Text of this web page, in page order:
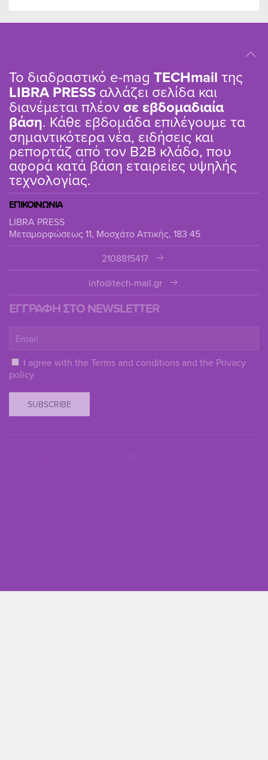
Το διαδραστικό e-mag TΕCHmail της
LIBRA PRESS αλλάζει σελίδα και
διανέμεται πλέον σε εβδομαδιαία
βάση. Κάθε εβδομάδα επιλέγουμε τα
σημαντικότερα νέα, ειδήσεις και
ρεπορτάζ από τον B2B κλάδο, που
αφορά κατά βάση εταιρείες υψηλής
τεχνολογίας.
ΕΠΙΚΟΙΝΩΝΙΑ
LIBRA PRESS
Μεταμορφώσεως 11, Μοσχάτο Αττικής, 183 45
2108815417
info@tech-mail.gr
ΕΓΓΡΑΦΗ ΣΤΟ NEWSLETTER
I agree with the Terms and conditions and the Privacy
policy
SUBSCRIBE